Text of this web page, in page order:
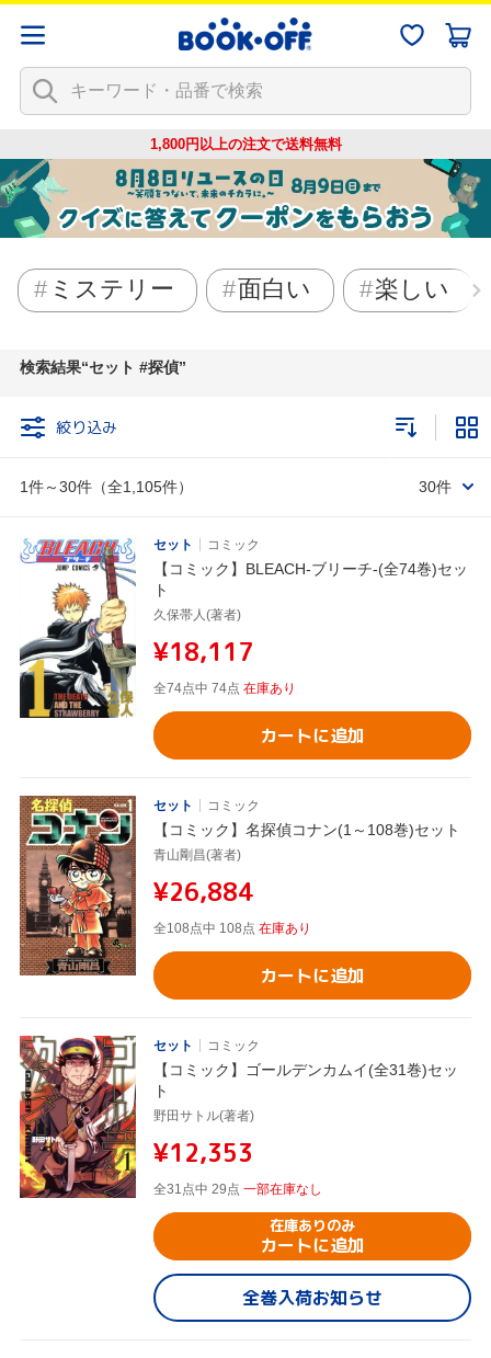
1,800円以上の注文で送料無料
ミステリー 面白い 楽しい
検索結果 セット #探偵
絞り込み
1件～30件（全1,105件） 30件
セット コミック
【コミック】BLEACH-ブリーチ-(全74巻)セッ
ト
久保帯人(著者)
¥18,117
全74点中 74点 在庫あり
カートに追加
セット コミック
【コミック】名探偵コナン(1～108巻)セット
青山剛昌(著者)
¥26,884
全108点中 108点 在庫あり
カートに追加
セット コミック
【コミック】ゴールデンカムイ(全31巻)セッ
ト
野田サトル(著者)
¥12,353
全31点中 29点 一部在庫なし
在庫ありのみ
カートに追加
全巻入荷お知らせ